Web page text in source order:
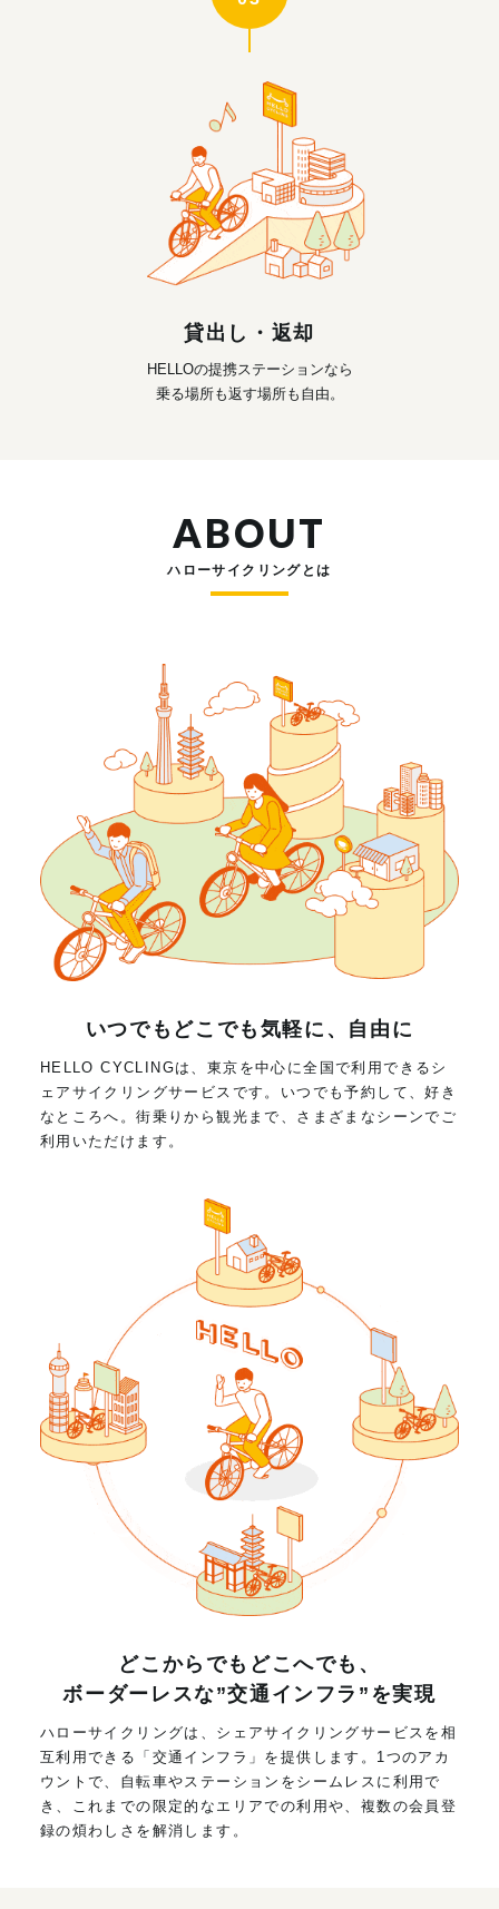
貸出し・返却
HELLOの提携ステーションなら
乗る場所も返す場所も自由。
ABOUT
ハローサイクリングとは
いつでもどこでも気軽に、自由に
HELLO CYCLINGは、東京を中心に全国で利用できるシ
ェアサイクリングサービスです。いつでも予約して、好き
なところへ。街乗りから観光まで、さまざまなシーンでご
利用いただけます。
どこからでもどこへでも、
ボーダーレスな”交通インフラ”を実現
ハローサイクリングは、シェアサイクリングサービスを相
互利用できる「交通インフラ」を提供します。1つのアカ
ウントで、自転車やステーションをシームレスに利用で
き、これまでの限定的なエリアでの利用や、複数の会員登
録の煩わしさを解消します。